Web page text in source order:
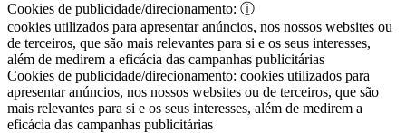
Cookies de publicidade/direcionamento: ⓘ
cookies utilizados para apresentar anúncios, nos nossos websites ou
de terceiros, que são mais relevantes para si e os seus interesses,
além de medirem a eficácia das campanhas publicitárias
Cookies de publicidade/direcionamento: cookies utilizados para
apresentar anúncios, nos nossos websites ou de terceiros, que são
mais relevantes para si e os seus interesses, além de medirem a
eficácia das campanhas publicitárias